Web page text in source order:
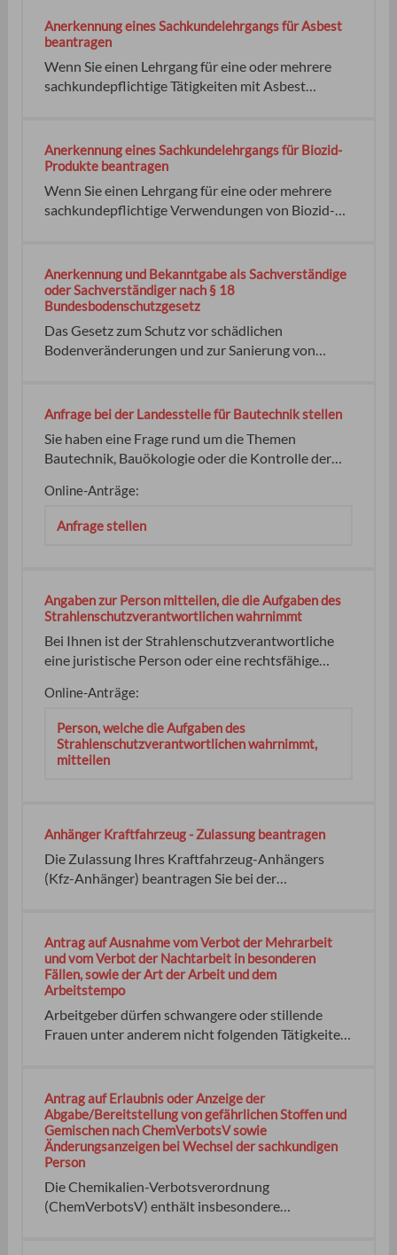
Anerkennung eines Sachkundelehrgangs für Asbest
beantragen
Wenn Sie einen Lehrgang für eine oder mehrere
sachkundepflichtige Tätigkeiten mit Asbest
kann es sich auch um Gewerke-spezifische
Lehrgänge handeln. keine EUR 100,00 bis EUR
500,00 keine
Anerkennung eines Sachkundelehrgangs für Biozid-
Produkte beantragen
Wenn Sie einen Lehrgang für eine oder mehrere
sachkundepflichtige Verwendungen von Biozid-
anerkennen lassen. verwendet werden. Das für den
Sitz des Lehrgangsanbieters örtlich zuständige
Regierungspräsidium. keine
Anerkennung und Bekanntgabe als Sachverständige
oder Sachverständiger nach § 18
Bundesbodenschutzgesetz
Das Gesetz zum Schutz vor schädlichen
Bodenveränderungen und zur Sanierung von
Sachverständige oder Sachverständiger in den
Bereichen Bodenschutz und Altlasten anerkannt
zu werden, müssen Sie folgende Eigenschaften
erfüllen:
Anfrage bei der Landesstelle für Bautechnik stellen
Sie haben eine Frage rund um die Themen
Bautechnik, Bauökologie oder die Kontrolle der
Landesstelle für Bautechnik online Ihre Frage. Die
Landesstelle für Bautechnik: keine keine keine kein
Landesbauordnung für Baden-Württemberg
Online-Anträge:
Anfrage stellen
Angaben zur Person mitteilen, die die Aufgaben des
Strahlenschutzverantwortlichen wahrnimmt
Bei Ihnen ist der Strahlenschutzverantwortliche
eine juristische Person oder eine rechtsfähige
vertretungsberechtigte Organ besteht, wie bei
Gemeinschaftspraxen, aus mehreren Mitgliedern
oder es sind, wie bei sonstigen
Personenvereinigungen, mehrere
Online-Anträge:
Person, welche die Aufgaben des
Strahlenschutzverantwortlichen wahrnimmt,
mitteilen
Anhänger Kraftfahrzeug - Zulassung beantragen
Die Zulassung Ihres Kraftfahrzeug-Anhängers
(Kfz-Anhänger) beantragen Sie bei der
können auf Privatpersonen und juristische
Personen oder Gesellschaften als Fahrzeughalter
zugelassen werden, also auch auf:
Antrag auf Ausnahme vom Verbot der Mehrarbeit
und vom Verbot der Nachtarbeit in besonderen
Fällen, sowie der Art der Arbeit und dem
Arbeitstempo
Arbeitgeber dürfen schwangere oder stillende
Frauen unter anderem nicht folgenden Tätigkeiten
zuständige Behörde beantragen. arbeitet. arbeitet.
keine 08.04.2025 Wirtschaftsministerium Baden-
Württemberg
Antrag auf Erlaubnis oder Anzeige der
Abgabe/Bereitstellung von gefährlichen Stoffen und
Gemischen nach ChemVerbotsV sowie
Änderungsanzeigen bei Wechsel der sachkundigen
Person
Die Chemikalien-Verbotsverordnung
(ChemVerbotsV) enthält insbesondere